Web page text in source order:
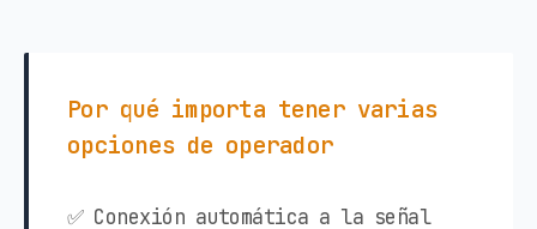
Por qué importa tener varias
opciones de operador
✅ Conexión automática a la señal